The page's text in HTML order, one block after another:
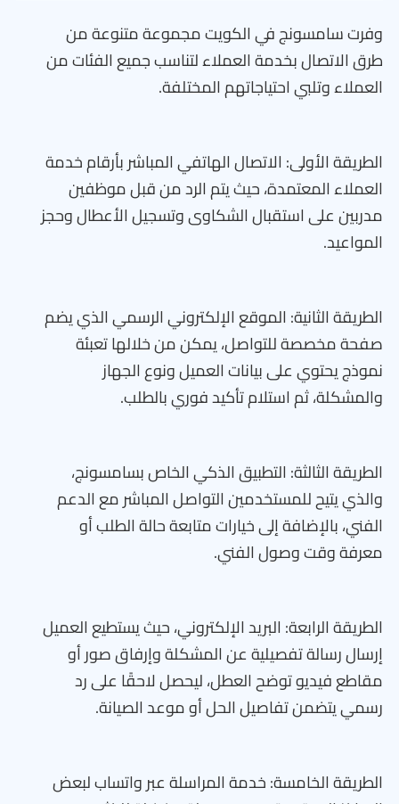
وفرت سامسونج في الكويت مجموعة متنوعة من
طرق الاتصال بخدمة العملاء لتناسب جميع الفئات من
العملاء وتلبي احتياجاتهم المختلفة.
الطريقة الأولى: الاتصال الهاتفي المباشر بأرقام خدمة
العملاء المعتمدة، حيث يتم الرد من قبل موظفين
مدربين على استقبال الشكاوى وتسجيل الأعطال وحجز
المواعيد.
الطريقة الثانية: الموقع الإلكتروني الرسمي الذي يضم
صفحة مخصصة للتواصل، يمكن من خلالها تعبئة
نموذج يحتوي على بيانات العميل ونوع الجهاز
والمشكلة، ثم استلام تأكيد فوري بالطلب.
الطريقة الثالثة: التطبيق الذكي الخاص بسامسونج،
والذي يتيح للمستخدمين التواصل المباشر مع الدعم
الفني، بالإضافة إلى خيارات متابعة حالة الطلب أو
معرفة وقت وصول الفني.
الطريقة الرابعة: البريد الإلكتروني، حيث يستطيع العميل
إرسال رسالة تفصيلية عن المشكلة وإرفاق صور أو
مقاطع فيديو توضح العطل، ليحصل لاحقًا على رد
رسمي يتضمن تفاصيل الحل أو موعد الصيانة.
الطريقة الخامسة: خدمة المراسلة عبر واتساب لبعض